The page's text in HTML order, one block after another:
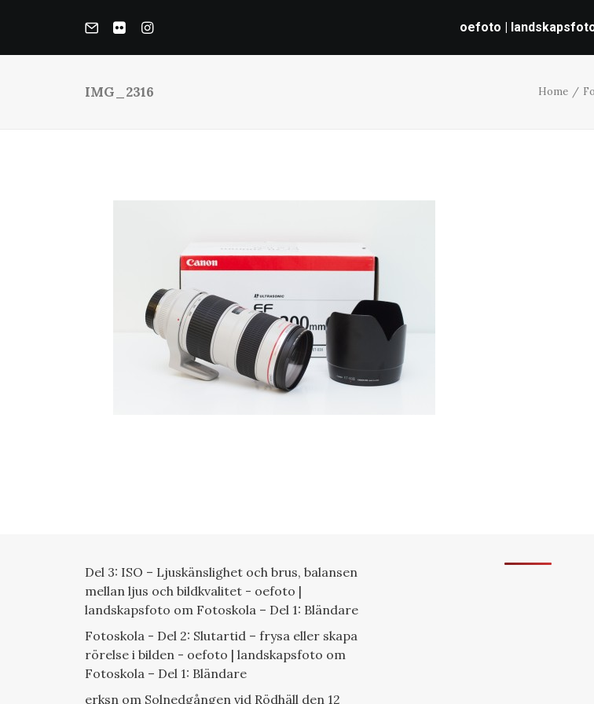
oefoto |
IMG_2316 Home
Del 3: ISO – Ljuskänslighet och brus, balansen
mellan ljus och bildkvalitet - oefoto |
landskapsfoto om Fotoskola – Del 1: Bländare
Fotoskola - Del 2: Slutartid – frysa eller skapa
rörelse i bilden - oefoto | landskapsfoto om
Fotoskola – Del 1: Bländare
erksn om Solnedgången vid Rödhäll den 12